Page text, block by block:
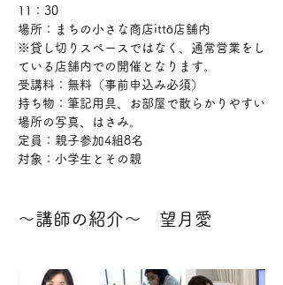
11：30
場所：まちの小さな商店ittō店舗内
※貸し切りスペースではなく、通常営業をし
ている店舗内での開催となります。
受講料：無料（事前申込み必須）
持ち物：筆記用具、お部屋で散らかりやすい
場所の写真、はさみ。
定員：親子参加4組8名
対象：小学生とその親
～講師の紹介～　望月愛